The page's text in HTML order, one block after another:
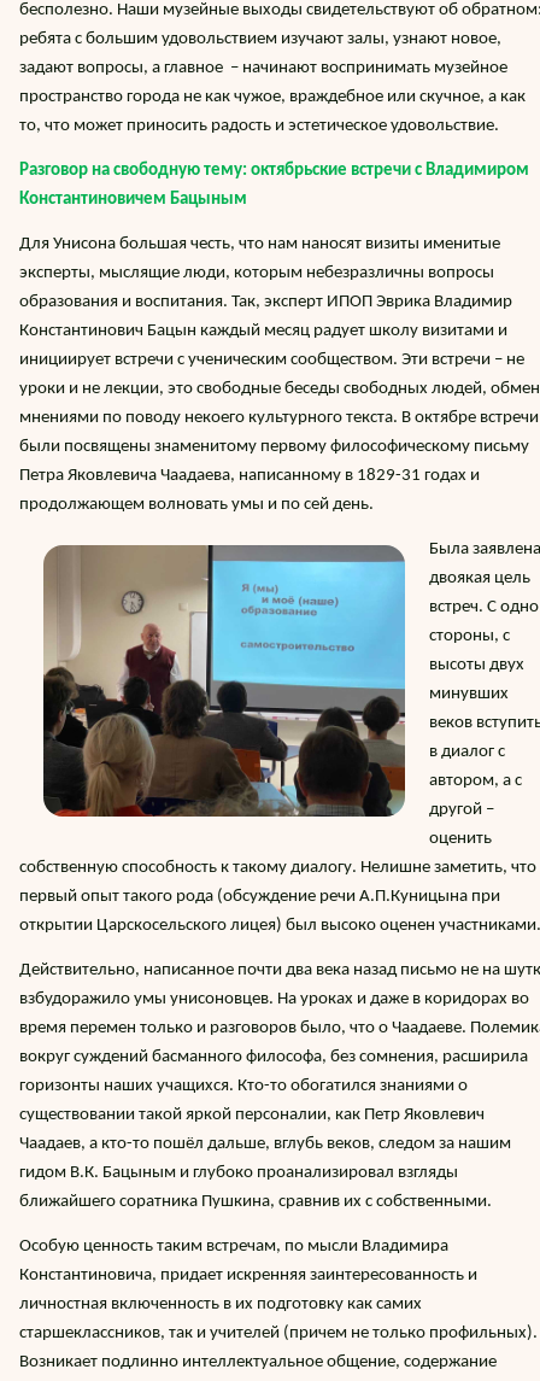
бесполезно. Наши музейные выходы свидетельствуют об
ребята с большим удовольствием изучают залы, узнают новое,
задают вопросы, а главное – начинают воспринимать музейное
пространство города не как чужое, враждебное или скучное, а как
то, что может приносить радость и эстетическое удовольствие.
Разговор на свободную тему: октябрьские встречи с Владимиром
Константиновичем Бацыным
Для Унисона большая честь, что нам наносят визиты именитые
эксперты, мыслящие люди, которым небезразличны вопросы
образования и воспитания. Так, эксперт ИПОП Эврика Владимир
Константинович Бацын каждый месяц радует школу визитами и
инициирует встречи с ученическим сообществом. Эти встречи – не
уроки и не лекции, это свободные беседы свободных людей, обмен
мнениями по поводу некоего культурного текста. В октябре встречи
были посвящены знаменитому первому философическому письму
Петра Яковлевича Чаадаева, написанному в 1829-31 годах и
продолжающем волновать умы и по сей день.
Была заявлена
двоякая цель
встреч. С
стороны, с
высоты двух
минувших
веков
в диалог с
автором, а с
другой –
оценить
собственную способность к такому диалогу. Нелишне заметить, что
первый опыт такого рода (обсуждение речи А.П.Куницына при
открытии Царскосельского лицея) был высоко оценен участниками.
Действительно, написанное почти два века назад письмо не на
взбудоражило умы унисоновцев. На уроках и даже в коридорах во
время перемен только и разговоров было, что о Чаадаеве.
вокруг суждений басманного философа, без сомнения, расширила
горизонты наших учащихся. Кто-то обогатился знаниями о
существовании такой яркой персоналии, как Петр Яковлевич
Чаадаев, а кто-то пошёл дальше, вглубь веков, следом за нашим
гидом В.К. Бацыным и глубоко проанализировал взгляды
ближайшего соратника Пушкина, сравнив их с собственными.
Особую ценность таким встречам, по мысли Владимира
Константиновича, придает искренняя заинтересованность и
личностная включенность в их подготовку как самих
старшеклассников, так и учителей (причем не только профильных).
Возникает подлинно интеллектуальное общение, содержание